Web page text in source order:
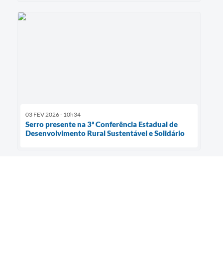
03 FEV 2026 - 10h34
Serro presente na 3ª Conferência Estadual de
Desenvolvimento Rural Sustentável e Solidário